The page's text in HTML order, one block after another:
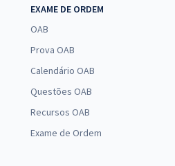
EXAME DE ORDEM
OAB
Prova OAB
Calendário OAB
Questões OAB
Recursos OAB
Exame de Ordem